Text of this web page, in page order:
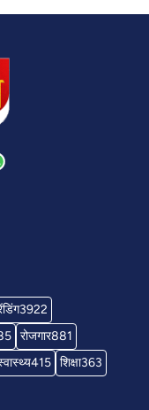
3922
रोजगार881
415 शिक्षा363